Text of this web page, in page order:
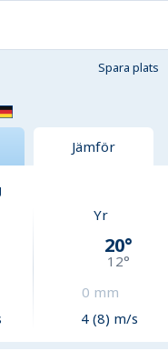
Spara plats
Jämför
Yr
20°
12°
0 mm
4 (8) m/s